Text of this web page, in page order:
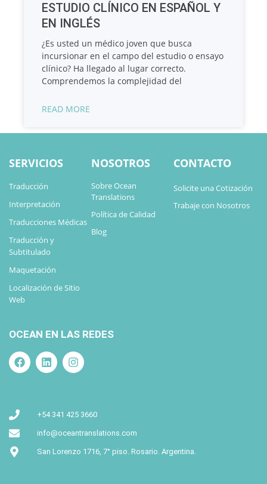
ESTUDIO CLÍNICO EN ESPAÑOL Y
EN INGLÉS
¿Es usted un médico joven que busca
incursionar en el campo del estudio o ensayo
clínico? Ha llegado al lugar correcto.
Comprendemos la complejidad del
READ MORE
SERVICIOS
Traducción
Interpretación
Traducciones Médicas
Traducción y
Subtitulado
Maquetación
Localización de Sitio
Web
NOSOTROS
Sobre Ocean
Translations
Política de Calidad
Blog
CONTACTO
Solicite una Cotización
Trabaje con Nosotros
OCEAN EN LAS REDES
+54 341 425 3660
info@oceantranslations.com
San Lorenzo 1716, 7° piso. Rosario. Argentina.